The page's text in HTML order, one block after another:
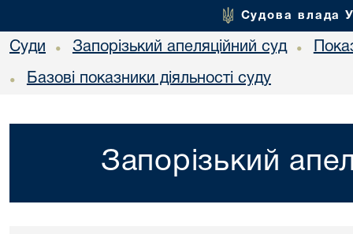
Судова влада
Суди • Запорізький апеляційний суд •
• Базові показники діяльності суду
Запорізький